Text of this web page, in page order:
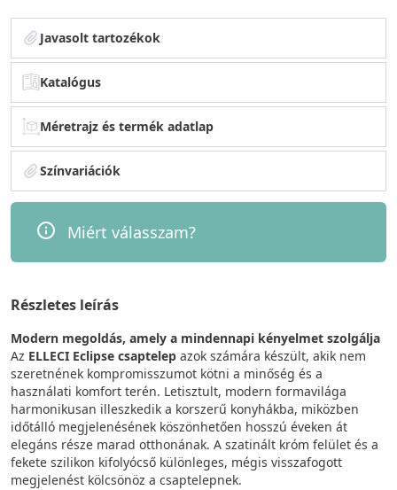
Javasolt tartozékok
Katalógus
Méretrajz és termék adatlap
Színvariációk
Miért válasszam?
Részletes leírás
Modern megoldás, amely a mindennapi kényelmet szolgálja
Az ELLECI Eclipse csaptelep azok számára készült, akik nem
szeretnének kompromisszumot kötni a minőség és a
használati komfort terén. Letisztult, modern formavilága
harmonikusan illeszkedik a korszerű konyhákba, miközben
időtálló megjelenésének köszönhetően hosszú éveken át
elegáns része marad otthonának. A szatinált króm felület és a
fekete szilikon kifolyócső különleges, mégis visszafogott
megjelenést kölcsönöz a csaptelepnek.